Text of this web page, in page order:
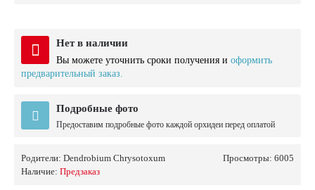
Нет в наличии
Вы можете уточнить сроки получения и оформить
предварительный заказ.
Подробные фото
Предоставим подробные фото каждой орхидеи перед оплатой
Просмотры: 6005
Родители: Dendrobium Chrysotoxum
Наличие: Предзаказ